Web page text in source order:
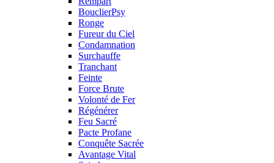
BouclierPsy
Ronge
Fureur du Ciel
Condamnation
Surchauffe
Tranchant
Feinte
Force Brute
Volonté de Fer
Régénérer
Feu Sacré
Pacte Profane
Conquête Sacrée
Avantage Vital